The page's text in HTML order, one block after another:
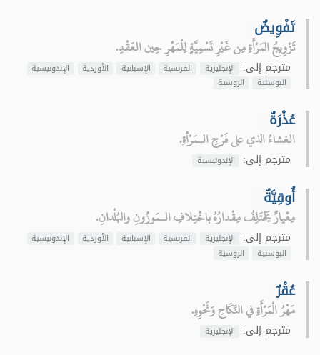
تَفْوِيضٌ
تَزْوِيجُ المَرْأَةِ مِن غَيْرِ تَسْمِيَّةٍ لِلْمَهْرِ حِين العَقْدِ.
مترجم إلى: الإنجليزية الفرنسية الإسبانية الأوردية
الإندونيسية
البوسنية
الروسية
عُذْرَةٌ
الغشاءُ الذي على فَرْجِ الـمَرْأةِ.
مترجم إلى: الإندونيسية
أُوقِيَّةٌ
مِعْيارٌ يَخْتَلِفُ مِقْدارُهُ باخْتِلافِ الـمَوزُونِ والبُلْدانِ.
مترجم إلى: الإنجليزية الفرنسية الإسبانية الأوردية
الإندونيسية
البوسنية
الروسية
عُقْرٌ
مَهْرُ الْمَرْأَةِ في النِّكَاحِ وَنَحْوِهِ.
مترجم إلى: الإنجليزية